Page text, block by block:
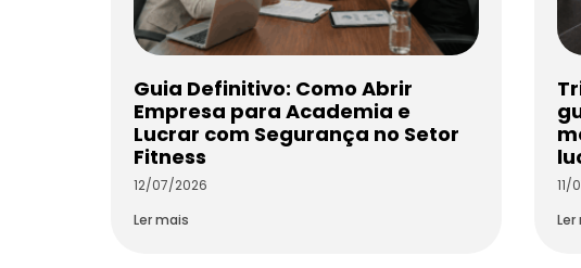
Guia Definitivo: Como Abrir
Empresa para Academia e
Lucrar com Segurança no Setor
Fitness
12/07/2026
Ler mais
11/
Ler